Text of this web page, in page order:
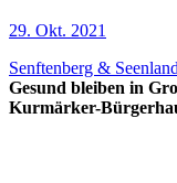
29. Okt. 2021
Senftenberg & Seenland
Gesund bleiben in
Kurmärker-